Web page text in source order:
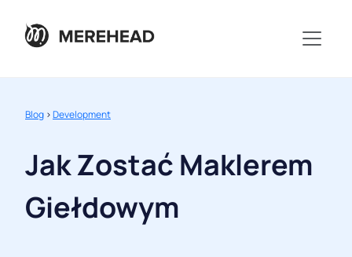
Blog >Development
Jak Zostać Maklerem
Giełdowym